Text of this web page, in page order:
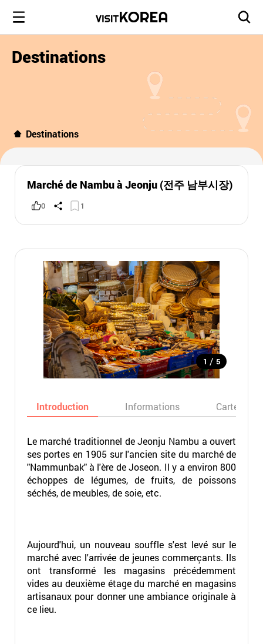
Destinations
Destinations
Marché de Nambu à Jeonju (전주 남부시장)
0 1
1 / 5
Introduction Informations Carte
Le marché traditionnel de Jeonju Nambu a ouvert
ses portes en 1905 sur l'ancien site du marché de
"Nammunbak" à l'ère de Joseon. Il y a environ 800
échoppes de légumes, de fruits, de poissons
séchés, de meubles, de soie, etc.
Aujourd'hui, un nouveau souffle s'est levé sur le
marché avec l'arrivée de jeunes commerçants. Ils
ont transformé les magasins précédemment
vides au deuxième étage du marché en magasins
artisanaux pour donner une ambiance originale à
ce lieu.